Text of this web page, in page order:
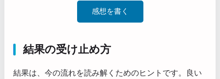
感想を書く
結果の受け止め方
結果は、今の流れを読み解くためのヒントです。良い